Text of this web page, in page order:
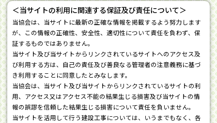
＜当サイトの利用に関連する保証及び責任について＞
当協会は、当サイトに最新の正確な情報を掲載するよう努力します
が、この情報の正確性、安全性、適切性について責任を負わず、保
証するものではありません。
当サイト及び当サイトからリンクされているサイトへのアクセス及
び利用する方は、自己の責任及び善良なる管理者の注意義務に基づ
き利用することに同意したとみなします。
当協会は、当サイト及び当サイトからリンクされているサイトの利
用、アクセス又はアクセス不能の結果生じる損害及び当サイトの情
報の誤謬を信頼した結果生じる損害について責任を負いません。
当サイトを活用して行う建設工事については、いうまでもなく、各